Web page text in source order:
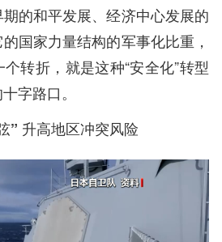
的和平发展、经济中心发展的
国家力量结构的军事化比重，
转折，就是这种“安全化”转型
字路口。
” 升高地区冲突风险